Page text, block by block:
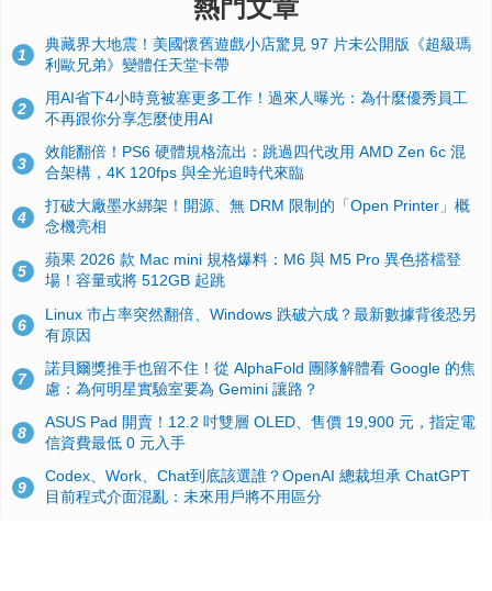
熱門文章
1
典藏界大地震！美國懷舊遊戲小店驚見 97 片未公開版《超級瑪
利歐兄弟》變體任天堂卡帶
2
用AI省下4小時竟被塞更多工作！過來人曝光：為什麼優秀員工
不再跟你分享怎麼使用AI
3
效能翻倍！PS6 硬體規格流出：跳過四代改用 AMD Zen 6c 混
合架構，4K 120fps 與全光追時代來臨
4
打破大廠墨水綁架！開源、無 DRM 限制的「Open Printer」概
念機亮相
5
蘋果 2026 款 Mac mini 規格爆料：M6 與 M5 Pro 異色搭檔登
場！容量或將 512GB 起跳
6
Linux 市占率突然翻倍、Windows 跌破六成？最新數據背後恐另
有原因
7
諾貝爾獎推手也留不住！從 AlphaFold 團隊解體看 Google 的焦
慮：為何明星實驗室要為 Gemini 讓路？
8
ASUS Pad 開賣！12.2 吋雙層 OLED、售價 19,900 元，指定電
信資費最低 0 元入手
9
Codex、Work、Chat到底該選誰？OpenAI 總裁坦承 ChatGPT
目前程式介面混亂：未來用戶將不用區分